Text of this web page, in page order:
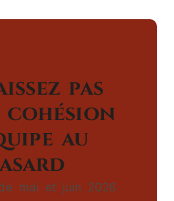
pas
au
mai et juin 2026